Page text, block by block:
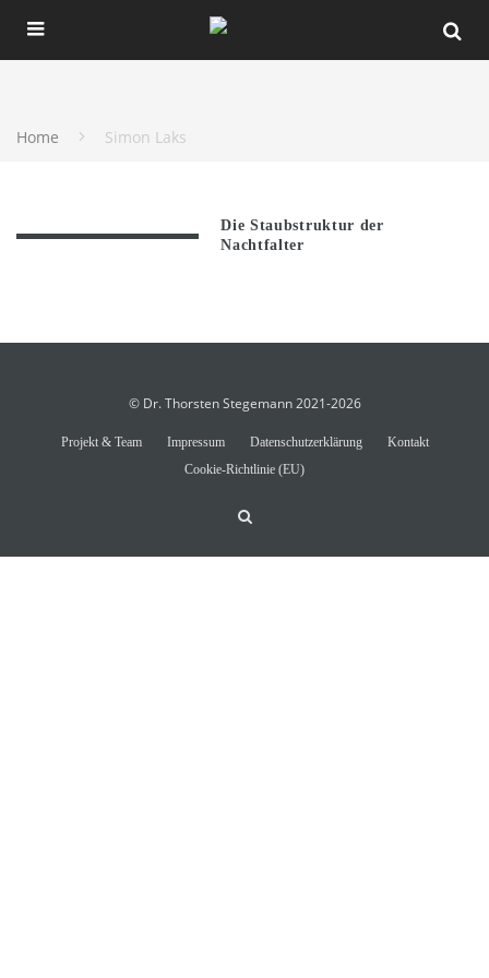
Home Simon Laks
Die Staubstruktur der
Nachtfalter
© Dr. Thorsten Stegemann 2021-2026
Projekt & Team Impressum Datenschutzerklärung
Kontakt
Cookie-Richtlinie (EU)